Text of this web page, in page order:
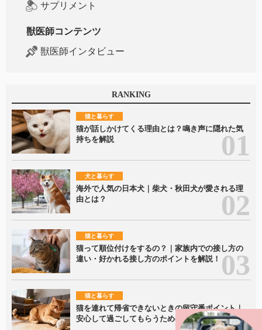
サプリメント
獣医師コンテンツ
獣医師インタビュー
RANKING
猫と暮らす
猫が話しかけてくる理由とは？鳴き声に隠れた気
持ちを解説
犬と暮らす
海外で人気の日本犬｜柴犬・秋田犬が愛される理
由とは？
猫と暮らす
猫って順位付けをするの？｜家族内での接し方の
違い・好かれる接し方のポイントを解説！
猫と暮らす
猫を連れて帰省できないときの留守番ポイント｜
安心して過ごしてもらうための準備を解説